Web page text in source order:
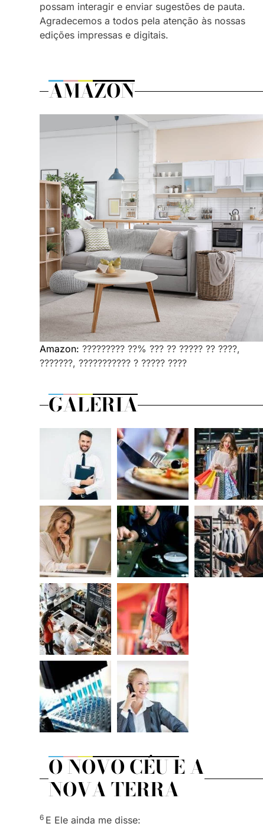
possam interagir e enviar sugestões de pauta.
Agradecemos a todos pela atenção às nossas
edições impressas e digitais.
AMAZON
Amazon: ????????? ??% ??? ?? ????? ?? ????,
???????, ??????????? ? ????? ????
GALERIA
O NOVO CÉU E A
NOVA TERRA
6 E Ele ainda me disse: